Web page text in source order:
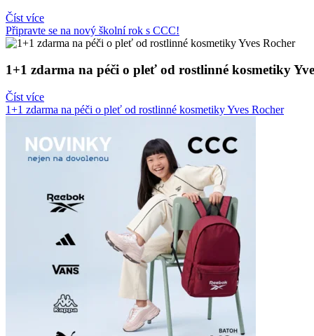
Číst více
Připravte se na nový školní rok s CCC!
1+1 zdarma na péči o pleť od rostlinné kosmetiky
Číst více
1+1 zdarma na péči o pleť od rostlinné kosmetiky Yves Rocher